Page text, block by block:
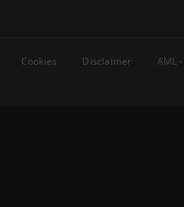
Cookies Disclaimer AML